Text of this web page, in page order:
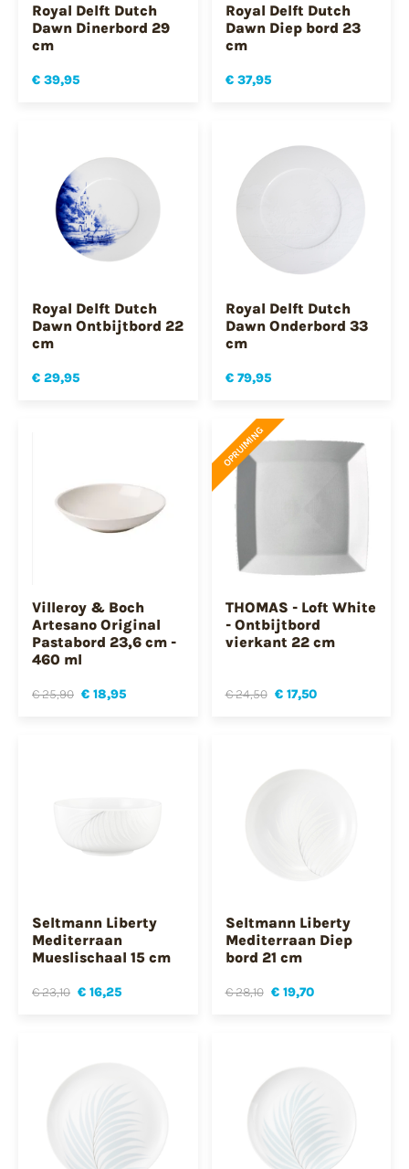
Royal Delft Dutch
Dawn Dinerbord 29
cm
€ 39,95
Royal Delft Dutch
Dawn Diep bord 23
cm
€ 37,95
Royal Delft Dutch
Dawn Ontbijtbord 22
cm
€ 29,95
Royal Delft Dutch
Dawn Onderbord 33
cm
€ 79,95
Villeroy & Boch
Artesano Original
Pastabord 23,6 cm -
460 ml
€ 25,90 € 18,95
OPRUIMING
THOMAS - Loft White
- Ontbijtbord
vierkant 22 cm
€ 24,50 € 17,50
Seltmann Liberty
Mediterraan
Mueslischaal 15 cm
€ 23,10 € 16,25
Seltmann Liberty
Mediterraan Diep
bord 21 cm
€ 28,10 € 19,70